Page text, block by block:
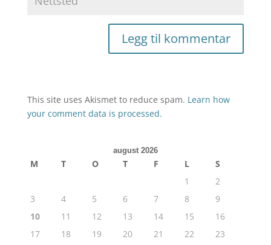
This site uses Akismet to reduce spam. Learn how
your comment data is processed.
august 2026
M T O T F L
S
1
2
3
4 5 6 7 8
9
10
11 12 13 14 15
16
17
18 19 20 21 22
23